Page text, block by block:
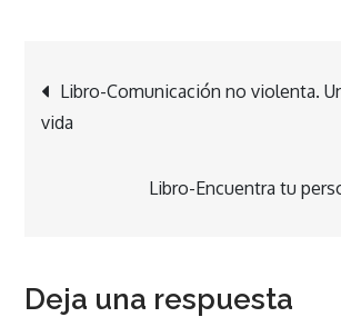
Navegación
de
entradas
Libro-Comunicación no violenta.
vida
Libro-Encuentra tu
Deja una respuesta